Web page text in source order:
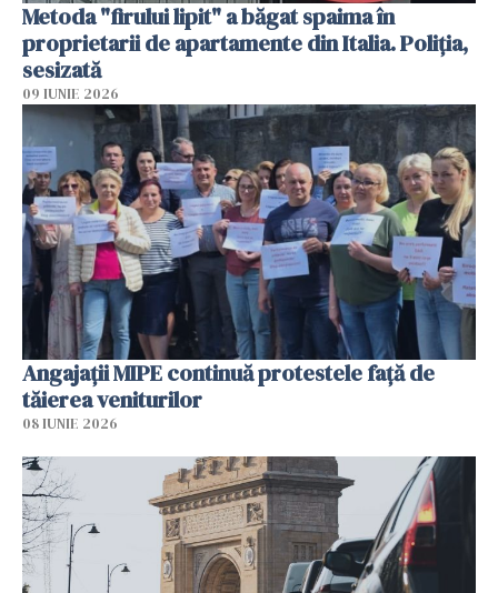
Metoda "firului lipit" a băgat spaima în
proprietarii de apartamente din Italia. Poliția,
sesizată
09 IUNIE 2026
Angajaţii MIPE continuă protestele faţă de
tăierea veniturilor
08 IUNIE 2026